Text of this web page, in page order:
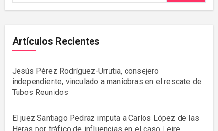
Artículos Recientes
Jesús Pérez Rodríguez-Urrutia, consejero
independiente, vinculado a maniobras en el rescate de
Tubos Reunidos
El juez Santiago Pedraz imputa a Carlos López de las
Heras por tráfico de influencias en el caso Leire